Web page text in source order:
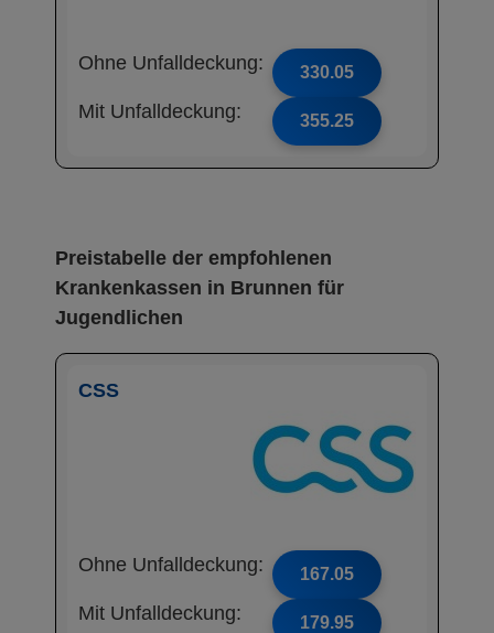
Ohne Unfalldeckung: 330.05
Mit Unfalldeckung: 355.25
Preistabelle der empfohlenen
Krankenkassen in Brunnen für
Jugendlichen
CSS
Ohne Unfalldeckung: 167.05
Mit Unfalldeckung: 179.95